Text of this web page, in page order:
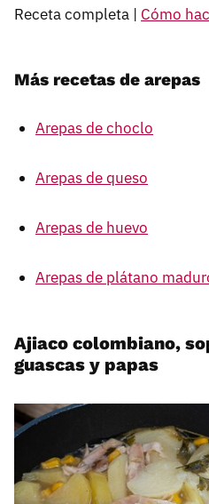
Receta completa | Cómo
Más recetas de arepas
Arepas de choclo
Arepas de queso
Arepas de huevo
Arepas de plátano
Ajiaco colombiano,
guascas y papas